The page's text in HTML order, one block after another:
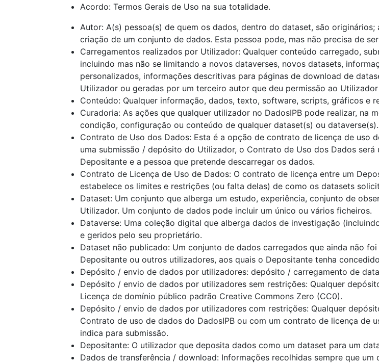
Acordo: Termos Gerais de Uso na sua totalidade.
Autor: A(s) pessoa(s) de quem os dados, dentro do dataset, são
criação de um conjunto de dados. Esta pessoa pode, mas não precisa de
Carregamentos realizados por Utilizador: Qualquer conteúdo carregado,
incluindo mas não se limitando a novos dataverses, novos datasets,
personalizados, informações descritivas para páginas de download de
Utilizador ou geradas por um terceiro autor que deu permissão ao
Conteúdo: Qualquer informação, dados, texto, software, scripts, gráficos e
Curadoria: As ações que qualquer utilizador no DadosIPB pode realizar, na
condição, configuração ou conteúdo de qualquer dataset(s) ou dataverse(s).
Contrato de Uso dos Dados: Esta é a opção de contrato de licença de uso
uma submissão / depósito do Utilizador, o Contrato de Uso dos Dados
Depositante e a pessoa que pretende descarregar os dados.
Contrato de Licença de Uso de Dados: O contrato de licença entre um
estabelece os limites e restrições (ou falta delas) de como os datasets
Dataset: Um conjunto que alberga um estudo, experiência, conjunto de
Utilizador. Um conjunto de dados pode incluir um único ou vários ficheiros.
Dataverse: Uma coleção digital que alberga dados de investigação
e geridos pelo seu proprietário.
Dataset não publicado: Um conjunto de dados carregados que ainda não
Depositante ou outros utilizadores, aos quais o Depositante tenha
Depósito / envio de dados por utilizadores: depósito / carregamento de
Depósito / envio de dados por utilizadores sem restrições: Qualquer
Licença de domínio público padrão Creative Commons Zero (CC0).
Depósito / envio de dados por utilizadores com restrições: Qualquer
Contrato de uso de dados do DadosIPB ou com um contrato de licença de
indica para submissão.
Depositante: O utilizador que deposita dados como um dataset para um
Dados de transferência / download: Informações recolhidas sempre que